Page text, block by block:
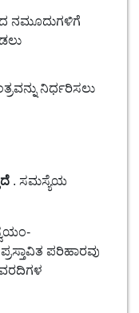
ನಮೂದುಗಳಿಗೆ
ನಿರ್ಧರಿಸಲು
. ಸಮಸ್ಯೆಯ
ಪರಿಹಾರವು